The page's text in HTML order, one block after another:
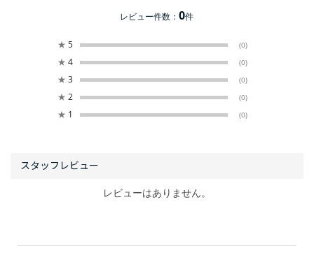
レビュー件数：0件
★ 5 (0)
★ 4 (0)
★ 3 (0)
★ 2 (0)
★ 1 (0)
レビューはありません。